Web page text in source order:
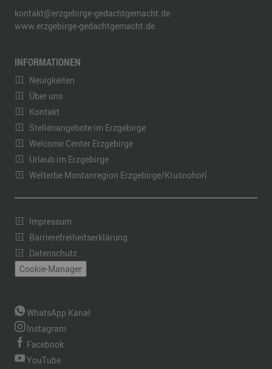
kontakt@erzgebirge-gedachtgemacht.de
www.erzgebirge-gedachtgemacht.de
INFORMATIONEN
Neuigkeiten
Über uns
Kontakt
Stellenangebote im Erzgebirge
Welcome Center Erzgebirge
Urlaub im Erzgebirge
Welterbe Montanregion Erzgebirge/Krušnohoří
Impressum
Barrierefreiheitserklärung
Datenschutz
Cookie-Manager
WhatsApp Kanal
Instagram
Facebook
YouTube